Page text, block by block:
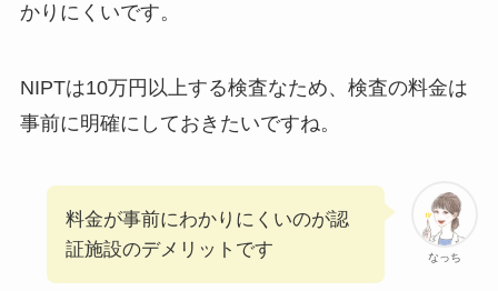
かりにくいです。
NIPTは10万円以上する検査なため、検査の料金は
事前に明確にしておきたいですね。
なっち
料金が事前にわかりにくいのが認
証施設のデメリットです